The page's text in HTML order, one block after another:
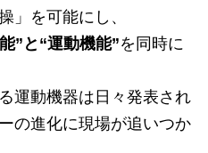
」を可能にし、
”と“運動機能”を同時に
運動機器は日々発表され
の進化に現場が追いつか